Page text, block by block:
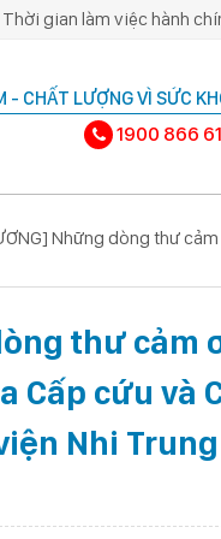
Thời gian làm việc hành
- CHẤT LƯỢNG VÌ SỨC
1900 866
Những dòng thư
thư
cứu và
Nhi